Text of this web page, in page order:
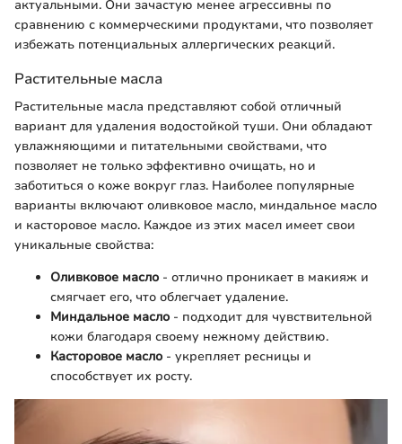
актуальными. Они зачастую менее агрессивны по
сравнению с коммерческими продуктами, что позволяет
избежать потенциальных аллергических реакций.
Растительные масла
Растительные масла представляют собой отличный
вариант для удаления водостойкой туши. Они обладают
увлажняющими и питательными свойствами, что
позволяет не только эффективно очищать, но и
заботиться о коже вокруг глаз. Наиболее популярные
варианты включают оливковое масло, миндальное масло
и касторовое масло. Каждое из этих масел имеет свои
уникальные свойства:
Оливковое масло - отлично проникает в макияж и
смягчает его, что облегчает удаление.
Миндальное масло - подходит для чувствительной
кожи благодаря своему нежному действию.
Касторовое масло - укрепляет ресницы и
способствует их росту.